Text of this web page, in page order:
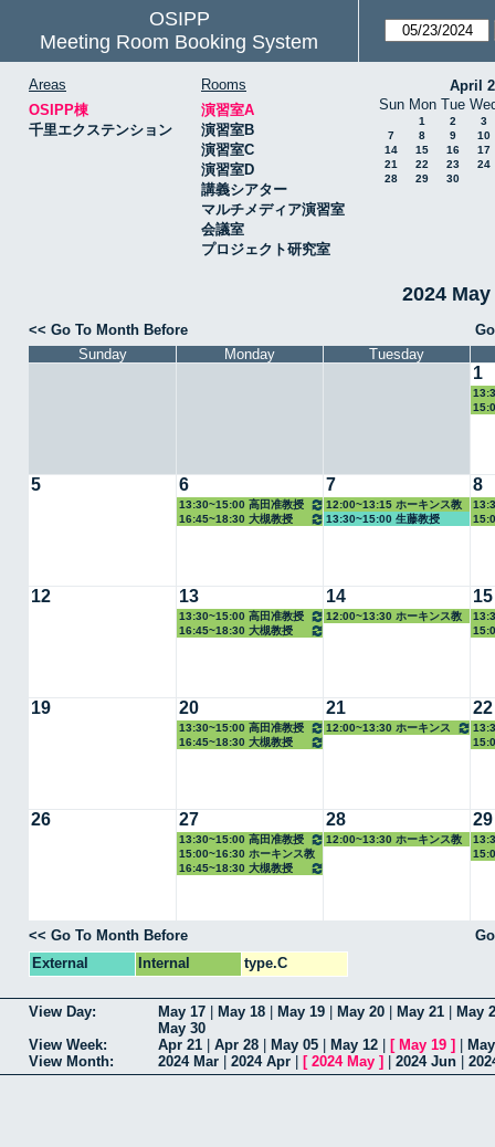
OSIPP
Meeting Room Booking System
Areas
OSIPP棟
千里エクステンション
Rooms
演習室A
演習室B
演習室C
演習室D
講義シアター
マルチメディア演習室
会議室
プロジェクト研究室
April
Sun Mon Tue
1 2
3
7
8 9
10
14
15 16
17
21
22 23
24
28
29 30
2024
<< Go To Month Before
Sunday
Monday Tuesday
1
5 6
13:30~15:00 高田准教授
16:45~18:30 大槻教授
7
12:00~13:15 ホーキンス教
授
13:30~15:00 生藤教授
8
12 13
13:30~15:00 高田准教授
16:45~18:30 大槻教授
14
12:00~13:30 ホーキンス教
15
19 20
13:30~15:00 高田准教授
16:45~18:30 大槻教授
21
12:00~13:30 ホーキンス
22
26 27
13:30~15:00 高田准教授
15:00~16:30 ホーキンス教
授
16:45~18:30 大槻教授
28
12:00~13:30 ホーキンス教
29
<< Go To Month Before
External
Internal type.C
View Day: May 17 May 18 May 19 May 20 May 21
May
May 30
View Week:
Apr 21 Apr 28 May 05 May 12 [ May 19 ]
View Month:
2024 Mar 2024 Apr [ 2024 May ] 2024 Jun